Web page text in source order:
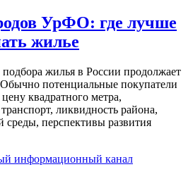
УрФО: где лучше
жилье
жилья в России продолжает
потенциальные покупатели
квадратного метра,
ликвидность района,
среды, перспективы развития
информационный канал